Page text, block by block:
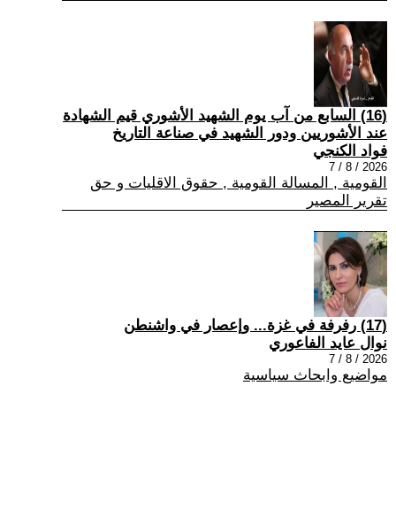
(16) السابع من آب يوم الشهيد الأشوري قيم الشهادة
عند الأشوريين ودور الشهيد في صناعة التاريخ
فواد الكنجي
2026 / 8 / 7
القومية , المسالة القومية , حقوق الاقليات و حق
تقرير المصير
(17) رفرفة في غزة... وإعصار في واشنطن
نوال عايد الفاعوري
2026 / 8 / 7
مواضيع وابحاث سياسية